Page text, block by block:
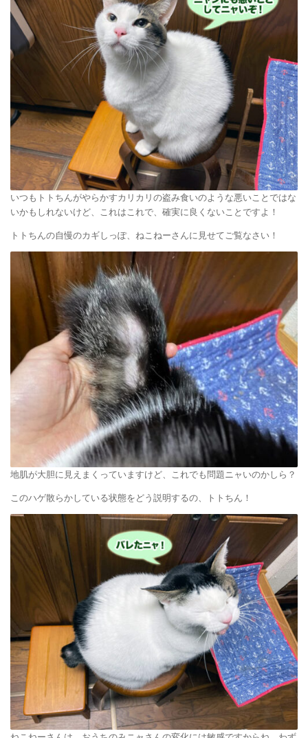
いつもトトちんがやらかすカリカリの盗み食いのような悪いことではな
いかもしれないけど、これはこれで、確実に良くないことですよ！
トトちんの自慢のカギしっぽ、ねこねーさんに見せてご覧なさい！
地肌が大胆に見えまくっていますけど、これでも問題ニャいのかしら？
このハゲ散らかしている状態をどう説明するの、トトちん！